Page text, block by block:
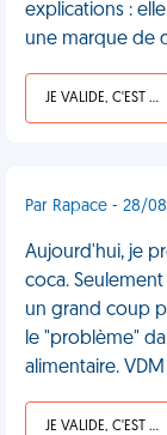
explications :
une marque de
JE VALIDE, C'EST UNE VDM
Par Rapace - 28/
Aujourd'hui, je
coca.
un grand coup
le "problème"
alimentaire. VDM
JE VALIDE, C'EST UNE VDM